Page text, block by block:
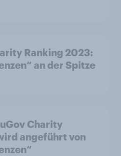
Ranking 2023:
an der Spitze
Charity
angeführt von